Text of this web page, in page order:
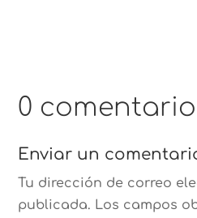
0
Enviar un
Tu dirección de correo
publicada. Los campos